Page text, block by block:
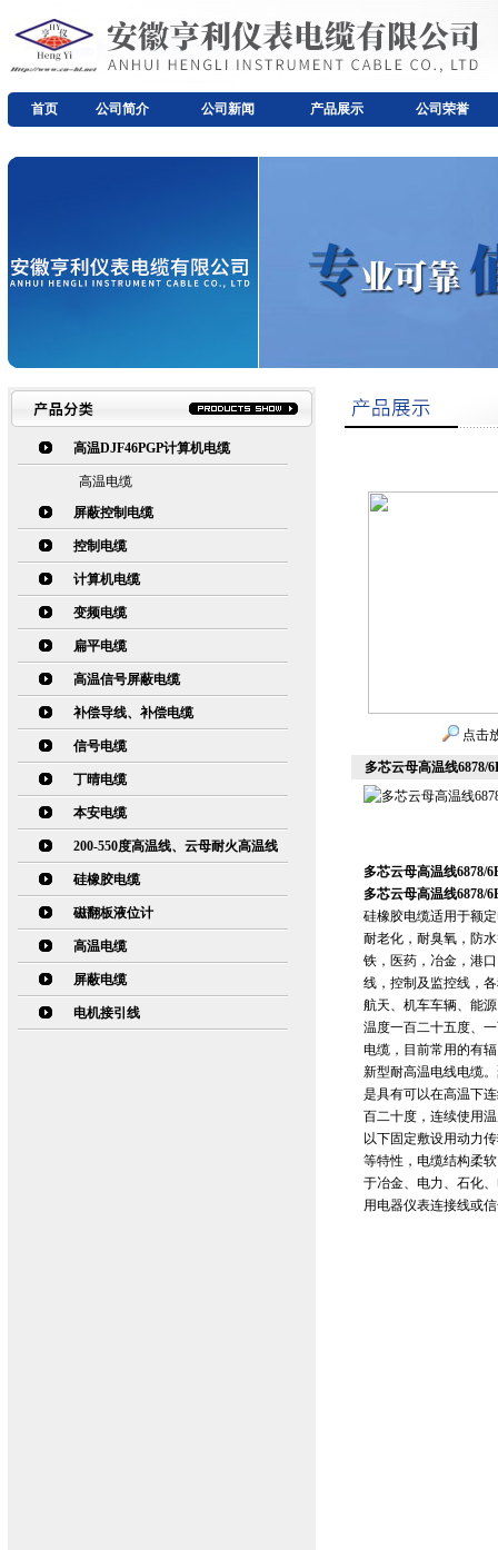
首页 公司简介 公司新闻 产品展示 公司荣誉
高温DJF46PGP计算机电缆
高温电缆
屏蔽控制电缆
控制电缆
计算机电缆
变频电缆
扁平电缆
高温信号屏蔽电缆
补偿导线、补偿电缆
信号电缆
丁晴电缆
本安电缆
200-550度高温线、云母耐火高温线
硅橡胶电缆
磁翻板液位计
高温电缆
屏蔽电缆
电机接引线
点击
多芯云母高温线6878/
多芯云母高温线6878/
多芯云母高温线6878/
硅橡胶电缆适用于额
耐老化，耐臭氧，防
铁，医药，冶金，港
线，控制及监控线，
航天、机车车辆、能
温度一百二十五度、
电缆，目前常用的有
新型耐高温电线电缆
是具有可以在高温下
百二十度，连续使用
以下固定敷设用动力
等特性，电缆结构柔
于冶金、电力、石化
用电器仪表连接线或